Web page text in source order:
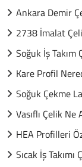
Ankara Demir
2738 İmalat
Soğuk İş
Kare Profil
Soğuk Çekme
Vasıflı Çelik Ne
HEA Profilleri
Sıcak İş